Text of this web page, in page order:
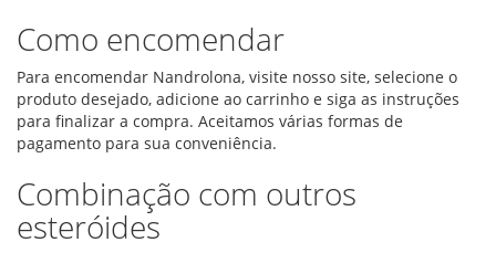
Como encomendar
Para encomendar Nandrolona, visite nosso site, selecione o
produto desejado, adicione ao carrinho e siga as instruções
para finalizar a compra. Aceitamos várias formas de
pagamento para sua conveniência.
Combinação com outros
esteróides